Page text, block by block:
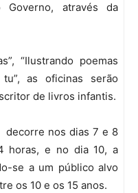
Governo, através da
“Ilustrando poemas
as oficinas serão
de livros infantis.
decorre nos dias 7 e 8
horas, e no dia 10, a
se a um público alvo
os 10 e os 15 anos.